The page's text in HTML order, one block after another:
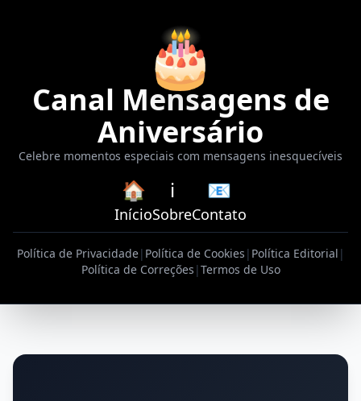
🎂
Canal Mensagens de
Aniversário
Celebre momentos especiais com mensagens inesquecíveis
🏠
Início
ℹ️
Sobre
📧
Contato
Política de Privacidade| Política de Cookies | Política Editorial |
Política de Correções |Termos de Uso